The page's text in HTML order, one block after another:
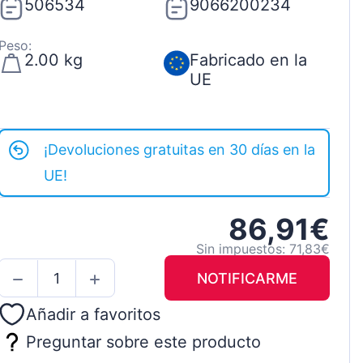
506534 9066200234
2.00 kg
Fabricado en la
UE
¡Devoluciones gratuitas en 30 días en la
UE!
86,91€
Sin impuestos: 71,83€
NOTIFICARME
Añadir a favoritos
Preguntar sobre este producto